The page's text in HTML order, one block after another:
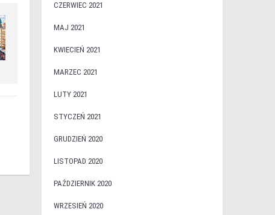
CZERWIEC 2021
MAJ 2021
KWIECIEŃ 2021
MARZEC 2021
LUTY 2021
STYCZEŃ 2021
GRUDZIEŃ 2020
LISTOPAD 2020
PAŹDZIERNIK 2020
WRZESIEŃ 2020